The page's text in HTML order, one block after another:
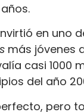
en uno
más jóvenes
casi 1000
del año
pero